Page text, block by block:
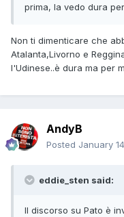
prima, la vedo dura
Non ti dimenticare che
Atalanta,Livorno e
l'Udinese..è dura ma per
AndyB
Posted January
eddie_sten said:
Il discorso su Pato è